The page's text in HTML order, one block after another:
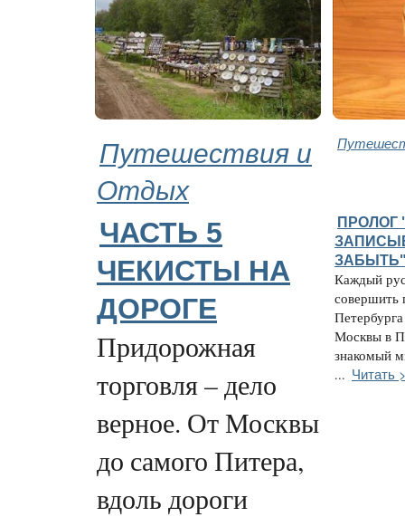
Путешествия и
Отдых
ЧАСТЬ 5
ЧЕКИСТЫ НА
ДОРОГЕ
Придорожная
торговля – дело
верное. От Москвы
до самого Питера,
вдоль дороги
ПРОЛОГ
Каждый
совершить
Москвы в
знакомый
... Читать